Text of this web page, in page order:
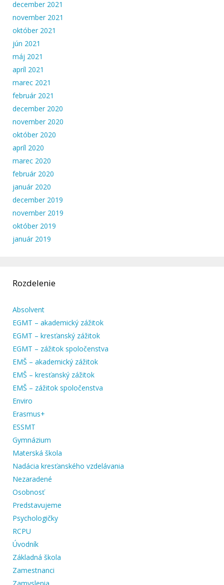
december 2021
november 2021
október 2021
jún 2021
máj 2021
apríl 2021
marec 2021
február 2021
december 2020
november 2020
október 2020
apríl 2020
marec 2020
február 2020
január 2020
december 2019
november 2019
október 2019
január 2019
Rozdelenie
Absolvent
EGMT – akademický zážitok
EGMT – kresťanský zážitok
EGMT – zážitok spoločenstva
EMŠ – akademický zážitok
EMŠ – kresťanský zážitok
EMŠ – zážitok spoločenstva
Enviro
Erasmus+
ESSMT
Gymnázium
Materská škola
Nadácia kresťanského vzdelávania
Nezaradené
Osobnosť
Predstavujeme
Psychologičky
RCPU
Úvodník
Základná škola
Zamestnanci